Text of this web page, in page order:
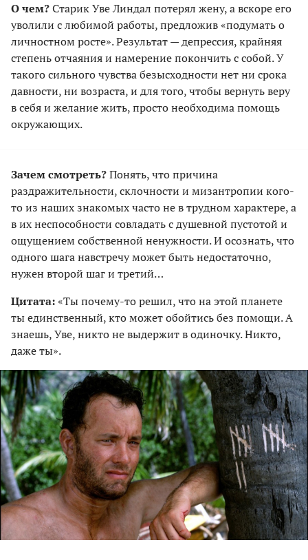
О чем?Старик Уве Линдал потерял жену, а вскоре его
уволили с любимой работы, предложив «подумать о
личностном росте». Результат — депрессия, крайняя
степень отчаяния и намерение покончить с собой. У
такого сильного чувства безысходности нет ни срока
давности, ни возраста, и для того, чтобы вернуть веру
в себя и желание жить, просто необходима помощь
окружающих.
Зачем смотреть?Понять, что причина
раздражительности, склочности и мизантропии кого-
то из наших знакомых часто не в трудном характере, а
в их неспособности совладать с душевной пустотой и
ощущением собственной ненужности. И осознать, что
одного шага навстречу может быть недостаточно,
нужен второй шаг и третий…
Цитата:«Ты почему-то решил, что на этой планете
ты единственный, кто может обойтись без помощи. А
знаешь, Уве, никто не выдержит в одиночку. Никто,
даже ты».